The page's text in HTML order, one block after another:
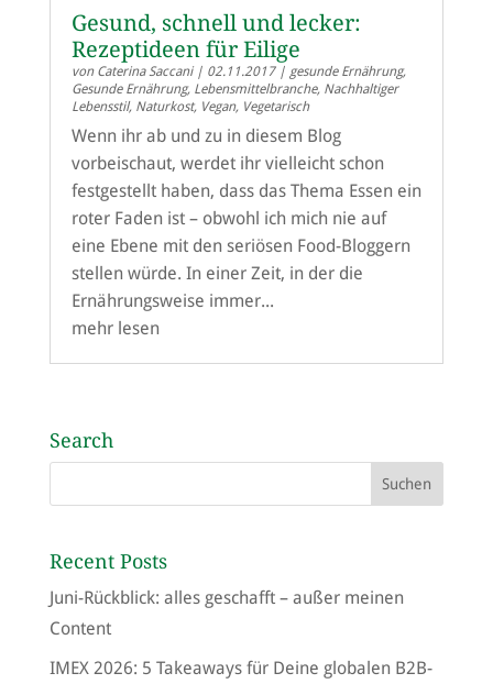
Gesund, schnell und lecker:
Rezeptideen für Eilige
von Caterina Saccani| 02.11.2017| gesunde Ernährung,
Gesunde Ernährung, Lebensmittelbranche, Nachhaltiger
Lebensstil, Naturkost, Vegan, Vegetarisch
Wenn ihr ab und zu in diesem Blog
vorbeischaut, werdet ihr vielleicht schon
festgestellt haben, dass das Thema Essen ein
roter Faden ist – obwohl ich mich nie auf
eine Ebene mit den seriösen Food-Bloggern
stellen würde. In einer Zeit, in der die
Ernährungsweise immer...
mehr lesen
Search
Recent Posts
Juni-Rückblick: alles geschafft – außer meinen
Content
IMEX 2026: 5 Takeaways für Deine globalen B2B-